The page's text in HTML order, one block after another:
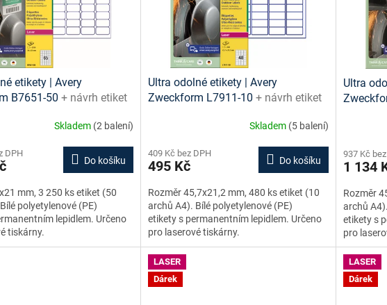
etikety | Avery
B7651-50 + návrh etiket
Skladem (2 balení)
DPH
Do košíku
mm, 3 250 ks etiket (50
polyetylenové (PE)
lepidlem. Určeno
tiskárny.
Ultra odolné etikety | Avery
Zweckform L7911-10 + návrh etiket
Skladem (5 balení)
409 Kč bez DPH
495 Kč Do košíku
Rozměr 45,7x21,2 mm, 480 ks etiket (10
archů A4). Bílé polyetylenové (PE)
etikety s permanentním lepidlem. Určeno
pro laserové tiskárny.
Ultra
937 Kč
1 134
Rozměr
archů
etikety s
pro
LASER
Dárek
LASER
Dárek